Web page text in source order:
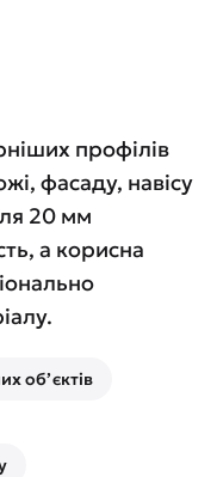
профілів
фасаду, навісу
20 мм
а корисна
об’єктів